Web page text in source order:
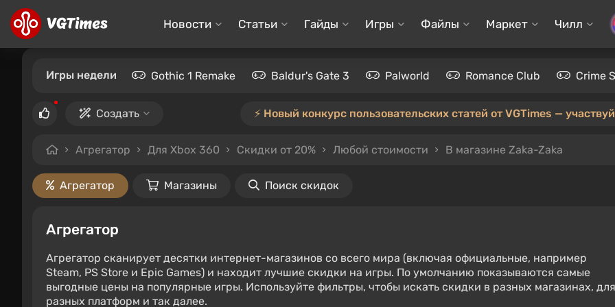
Новости Статьи Гайды Игры Файлы Маркет Чилл
Игры недели Gothic 1 Remake Baldur's Gate 3 Palworld Romance Club Crime
Создать ⚡️ Новый конкурс пользовательских статей от VGTimes —
Агрегатор Для Xbox 360 Скидки от 20% Любой стоимости В магазине Zaka-Zaka
Агрегатор Магазины Поиск скидок
Агрегатор
Агрегатор сканирует десятки интернет-магазинов со всего мира (включая официальные, например
Steam, PS Store и Epic Games) и находит лучшие скидки на игры. По умолчанию показываются самые
выгодные цены на популярные игры. Используйте фильтры, чтобы искать скидки в разных магазинах, для
разных платформ и так далее.